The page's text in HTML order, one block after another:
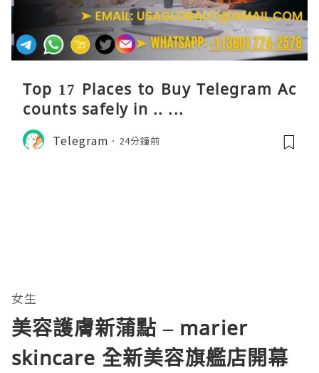
Top 17 Places to Buy Telegram Ac
counts safely in .. ...
Telegram 24分鐘前
女生
美容護膚新蒲點 – marier
skincare 全新美容旗艦店開幕